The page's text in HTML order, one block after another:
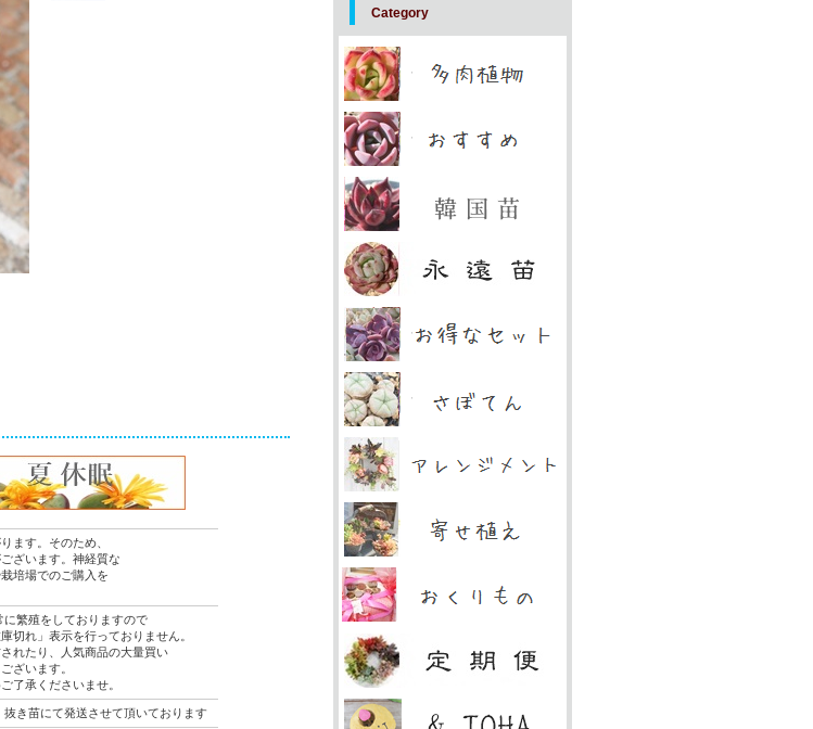
ます。そのため、
ざいます。神経質な
培場でのご購入を
繁殖をしておりますので
切れ」表示を行っておりません。
れたり、人気商品の大量買い
ざいます。
了承くださいませ。
き苗にて発送させて頂いております
Category